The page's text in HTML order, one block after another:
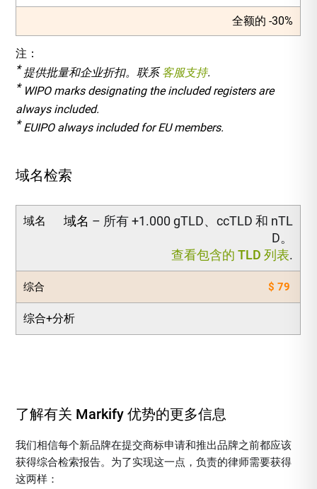
全额的 -30%
注：
* 提供批量和企业折扣。联系 客服支持.
* WIPO marks designating the included registers are
always included.
* EUIPO always included for EU members.
域名检索
域名 域名 – 所有 +1.000 gTLD、ccTLD 和 nTL
D。
查看包含的 TLD 列表.
综合 $ 79
综合+分析
了解有关 Markify 优势的更多信息
我们相信每个新品牌在提交商标申请和推出品牌之前都应该
获得综合检索报告。为了实现这一点，负责的律师需要获得
这两样：